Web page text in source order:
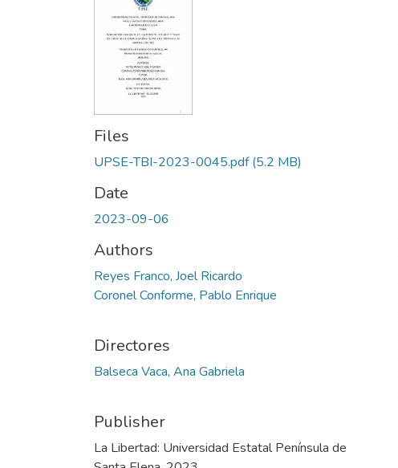
Files
UPSE-TBI-2023-0045.pdf(5.2 MB)
Date
2023-09-06
Authors
Reyes Franco, Joel Ricardo
Coronel Conforme, Pablo Enrique
Directores
Balseca Vaca, Ana Gabriela
Publisher
La Libertad: Universidad Estatal Península de